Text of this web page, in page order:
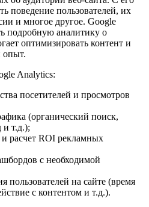
поведение пользователей, их
и многое другое. Google
подробную аналитику о
оптимизировать контент и
опыт.
Analytics:
посетителей и просмотров
(органический поиск,
и т.д.);
расчет ROI рекламных
с необходимой
пользователей на сайте (время
с контентом и т.д.).